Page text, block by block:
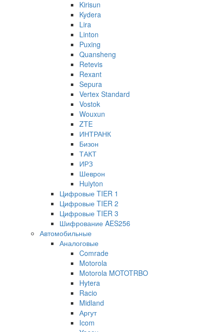
Kirisun
Kydera
Lira
Linton
Puxing
Quansheng
Retevis
Rexant
Sepura
Vertex Standard
Vostok
Wouxun
ZTE
ИНТРАНК
Бизон
ТАКТ
ИРЗ
Шеврон
Huiyton
Цифровые TIER 1
Цифровые TIER 2
Цифровые TIER 3
Шифрование AES256
Автомобильные
Аналоговые
Comrade
Motorola
Motorola MOTOTRBO
Hytera
Racio
Midland
Аргут
Icom